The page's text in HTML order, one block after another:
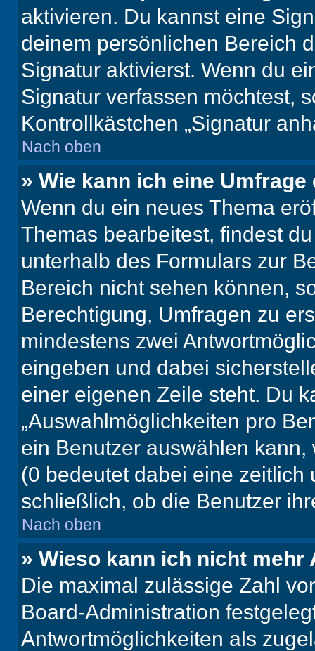
aktivieren. Du kannst eine
deinem persönlichen Bereich
Signatur aktivierst. Wenn du
Signatur verfassen möchtest,
Kontrollkästchen „Signatur
Nach oben
» Wie kann ich eine
Wenn du ein neues Thema
Themas bearbeitest, findest
unterhalb des Formulars zur
Bereich nicht sehen können,
Berechtigung, Umfragen zu
mindestens zwei
eingeben und dabei
einer eigenen Zeile steht. Du
„Auswahlmöglichkeiten pro
ein Benutzer auswählen
(0 bedeutet dabei eine zeitlich
schließlich, ob die Benutzer
Nach oben
» Wieso kann ich nicht
Die maximal zulässige Zahl
Board-Administration
Antwortmöglichkeiten als